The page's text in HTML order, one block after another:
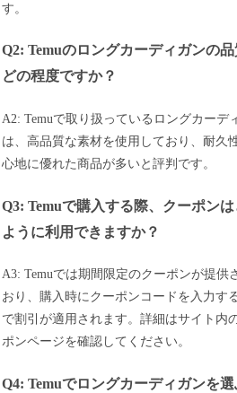
す。
Q2: Temuのロングカーディガンの
どの程度ですか？
A2: Temuで取り扱っているロングカーデ
は、高品質な素材を使用しており、耐久
心地に優れた商品が多いと評判です。
Q3: Temuで購入する際、クーポン
ように利用できますか？
A3: Temuでは期間限定のクーポンが提供
おり、購入時にクーポンコードを入力す
で割引が適用されます。詳細はサイト内
ポンページを確認してください。
Q4: Temuでロングカーディガンを